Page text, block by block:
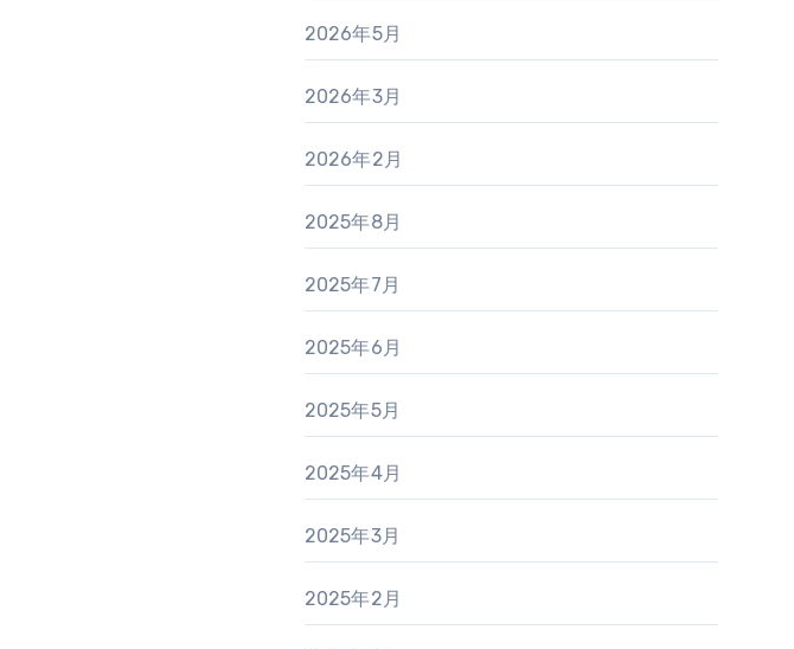
2026年5月
2026年3月
2026年2月
2025年8月
2025年7月
2025年6月
2025年5月
2025年4月
2025年3月
2025年2月